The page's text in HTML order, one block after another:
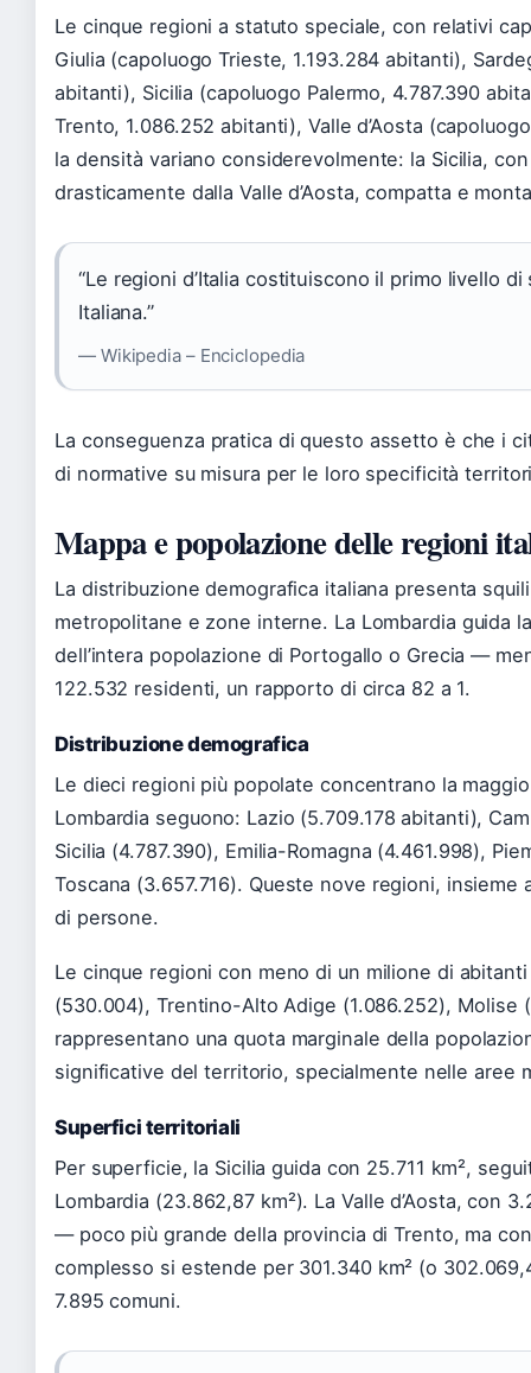
Le cinque regioni a statuto speciale, con relativi
Giulia (capoluogo Trieste, 1.193.284 abitanti),
abitanti), Sicilia (capoluogo Palermo, 4.787.390
Trento, 1.086.252 abitanti), Valle d’Aosta
la densità variano considerevolmente: la Sicilia,
drasticamente dalla Valle d’Aosta, compatta e
“Le regioni d’Italia costituiscono il primo livello
Italiana.”
— Wikipedia – Enciclopedia
La conseguenza pratica di questo assetto è che i
di normative su misura per le loro specificità
Mappa e popolazione delle regioni
La distribuzione demografica italiana presenta
metropolitane e zone interne. La Lombardia guida
dell’intera popolazione di Portogallo o Grecia —
122.532 residenti, un rapporto di circa 82 a 1.
Distribuzione demografica
Le dieci regioni più popolate concentrano la
Lombardia seguono: Lazio (5.709.178 abitanti),
Sicilia (4.787.390), Emilia-Romagna (4.461.998),
Toscana (3.657.716). Queste nove regioni,
di persone.
Le cinque regioni con meno di un milione di
(530.004), Trentino-Alto Adige (1.086.252), Molise
rappresentano una quota marginale della
significative del territorio, specialmente nelle aree
Superfici territoriali
Per superficie, la Sicilia guida con 25.711 km²,
Lombardia (23.862,87 km²). La Valle d’Aosta, con
— poco più grande della provincia di Trento, ma
complesso si estende per 301.340 km² (o
7.895 comuni.